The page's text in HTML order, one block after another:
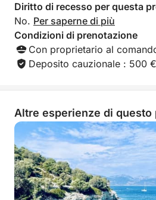
Diritto di recesso per questa
No. Per saperne di più
Condizioni di prenotazione
Con proprietario al
Deposito cauzionale : 500 €
Altre esperienze di questo